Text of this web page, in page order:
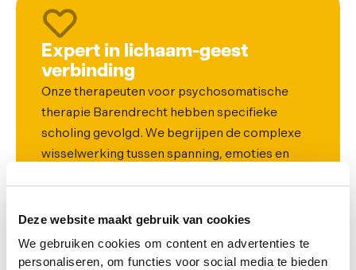
Deze website maakt gebruik van cookies
We gebruiken cookies om content en advertenties te
personaliseren, om functies voor social media te bieden
Expert in lichaam-geest
verbinding
Onze therapeuten voor psychosomatische
therapie Barendrecht hebben specifieke
scholing gevolgd. We begrijpen de complexe
wisselwerking tussen spanning, emoties en